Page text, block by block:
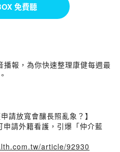
免費聽
播報，為你快速整理康健每週最
請放寬會釀長照亂象？】
請外籍看護，引爆「仲介藍
article/92930